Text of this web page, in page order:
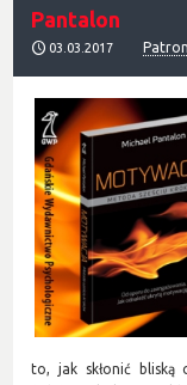
Pantalon
03.03.2017
to, jak skłonić bliską